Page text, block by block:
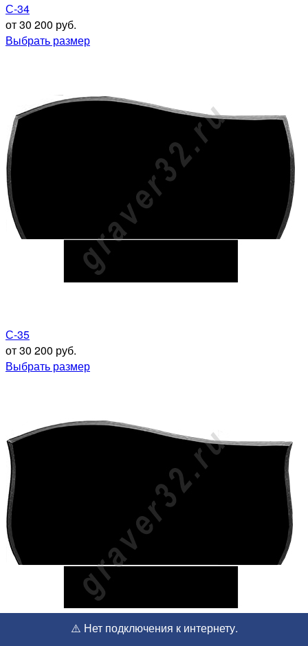
С-34
от 30 200 руб.
Выбрать размер
С-35
от 30 200 руб.
Выбрать размер
⚠️ Нет подключения к интернету.